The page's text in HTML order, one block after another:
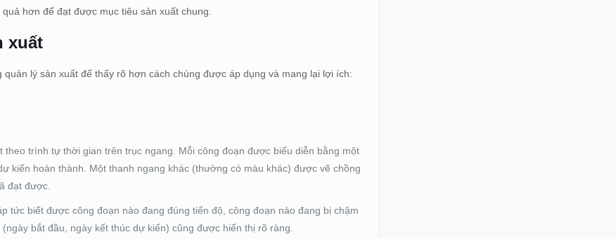
hơn để đạt được mục tiêu sản xuất chung.
xuất
lý sản xuất để thấy rõ hơn cách chúng được áp dụng và mang lại lợi ích:
theo trình tự thời gian trên trục ngang. Mỗi công đoạn được biểu diễn bằng một
kiến hoàn thành. Một thanh ngang khác (thường có màu khác) được vẽ chồng
đạt được.
tức biết được công đoạn nào đang đúng tiến độ, công đoạn nào đang bị chậm
bắt đầu, ngày kết thúc dự kiến) cũng được hiển thị rõ ràng.